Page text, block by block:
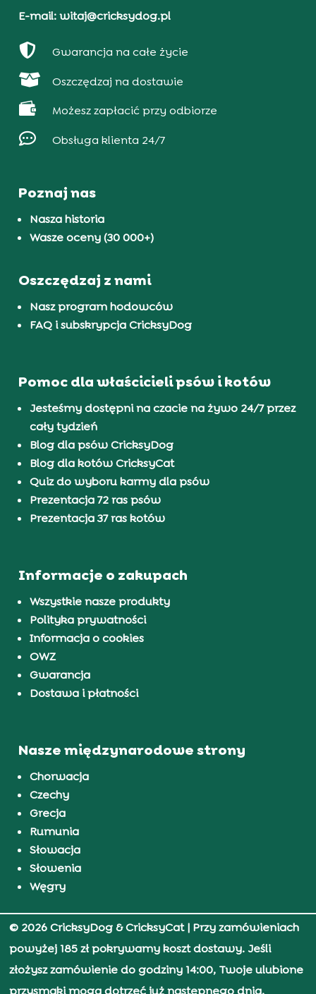
E-mail: witaj@cricksydog.pl
 Gwarancja na całe życie
 Oszczędzaj na dostawie
 Możesz zapłacić przy odbiorze
 Obsługa klienta 24/7
Poznaj nas
Nasza historia
Wasze oceny (30 000+)
Oszczędzaj z nami
Nasz program hodowców
FAQ i subskrypcja CricksyDog
Pomoc dla właścicieli psów i kotów
Jesteśmy dostępni na czacie na żywo 24/7 przez
cały tydzień
Blog dla psów CricksyDog
Blog dla kotów CricksyCat
Quiz do wyboru karmy dla psów
Prezentacja 72 ras psów
Prezentacja 37 ras kotów
Informacje o zakupach
Wszystkie nasze produkty
Polityka prywatności
Informacja o cookies
OWZ
Gwarancja
Dostawa i płatności
Nasze międzynarodowe strony
Chorwacja
Czechy
Grecja
Rumunia
Słowacja
Słowenia
Węgry
© 2026 CricksyDog & CricksyCat| Przy zamówieniach
powyżej 185 zł pokrywamy koszt dostawy. Jeśli
złożysz zamówienie do godziny 14:00, Twoje ulubione
przysmaki mogą dotrzeć już następnego dnia.